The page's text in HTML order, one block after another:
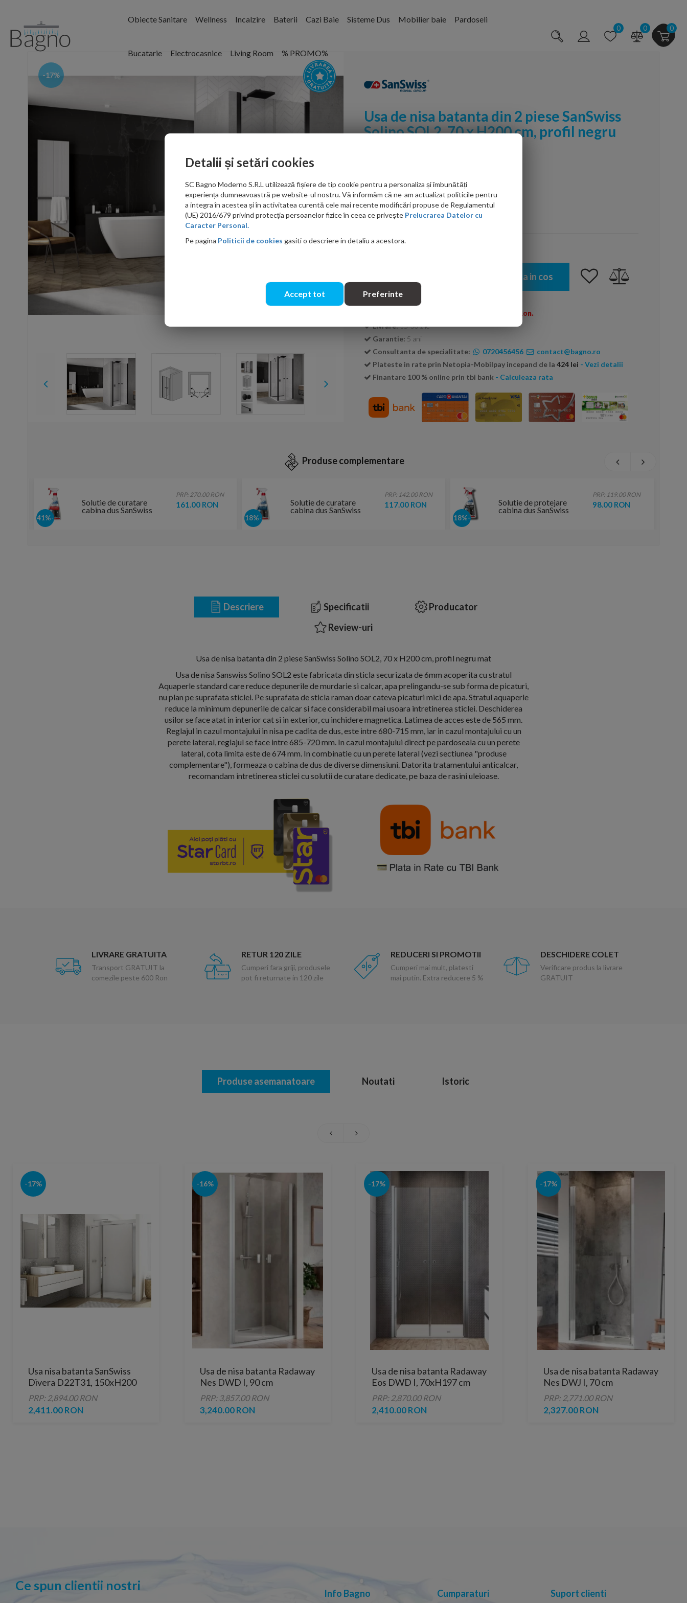
Obiecte Sanitare Wellness Incalzire Baterii Cazi Baie Sisteme Dus Mobilier baie Pardoseli
Bucatarie Electrocasnice Living Room % PROMO%
0 0 0
-17%
Usa de nisa batanta din 2 piese SanSwiss
Solino SOL2, 70 x H200 cm, profil negru
PRP: 3,052.00 RON
2,544.00 RON
Ati gasit in alta parte mai ieftin?
Adauga in cos
Transport GRATUIT la comenzi peste 600 Ron.
Livrare:15-30 zile
Garantie: 5 ani
Consultanta de specialitate:
0720456456
contact@bagno.ro
Plateste in rate prin Netopia-Mobilpay incepand de la 424 lei - Vezi detalii
Finantare 100 % online prin tbi bank - Calculeaza rata
Produse complementare
-18%
Solutie de protejare
cabina dus SanSwiss
PRP: 119.00 RON
98.00 RON
-18%
Solutie de curatare
cabina dus SanSwiss
PRP: 142.00 RON
117.00 RON
-41%
Solutie de curatare
cabina dus SanSwiss
PRP: 270.00 RON
161.00 RON
Descriere Specificatii
Producator
Review-uri
Usa de nisa batanta din 2 piese SanSwiss Solino SOL2, 70 x H200 cm, profil negru mat
Usa de nisa Sanswiss Solino SOL2 este fabricata din sticla securizata de 6mm acoperita cu stratul
Aquaperle standard care reduce depunerile de murdarie si calcar, apa prelingandu-se sub forma de picaturi,
nu plan pe suprafata sticlei. Pe suprafata de sticla raman doar cateva picaturi mici de apa. Stratul aquaperle
reduce la minimum depunerile de calcar si face considerabil mai usoara intretinerea sticlei. Deschiderea
usilor se face atat in interior cat si in exterior, cu inchidere magnetica. Latimea de acces este de 565 mm.
Reglajul in cazul montajului in nisa pe cadita de dus, este intre 680-715 mm, iar in cazul montajului cu un
perete lateral, reglajul se face intre 685-720 mm. In cazul montajului direct pe pardoseala cu un perete
lateral, cota limita este de 674 mm. In combinatie cu un perete lateral (vezi sectiunea "produse
complementare"), formeaza o cabina de dus de diverse dimensiuni. Datorita tratamentului anticalcar,
recomandam intretinerea sticlei cu solutii de curatare dedicate, pe baza de rasini uleioase.
LIVRARE GRATUITA
Transport GRATUIT la
comezile peste 600 Ron
RETUR 120 ZILE
Cumperi fara griji, produsele
pot fi returnate in 120 zile
REDUCERI SI PROMOTII
Cumperi mai mult, platesti
mai putin. Extra reducere 5 %
DESCHIDERE COLET
Verificare produs la livrare
GRATUIT
Produse asemanatoare Noutati Istoric
-17%
Usa nisa batanta SanSwiss
Divera D22T31, 150xH200
cm, acces 830 mm
PRP: 2,894.00 RON
2,411.00 RON
-16%
Usa de nisa batanta Radaway
Nes DWD I, 90 cm
PRP: 3,857.00 RON
3,240.00 RON
-17%
Usa de nisa batanta Radaway
Eos DWD I, 70xH197 cm
PRP: 2,870.00 RON
2,410.00 RON
-17%
Usa de nisa batanta Radaway
Nes DWJ I, 70 cm
PRP: 2,771.00 RON
2,327.00 RON
Ce spun clientii nostri
Info Bagno Cumparaturi Suport clienti
Detalii și setări cookies
SC Bagno Moderno S.R.L utilizează fișiere de tip cookie pentru a personaliza și îmbunătăți
experiența dumneavoastră pe website-ul nostru. Vă informăm că ne-am actualizat politicile pentru
a integra în acestea și în activitatea curentă cele mai recente modificări propuse de Regulamentul
(UE) 2016/679 privind protecția persoanelor fizice în ceea ce privește Prelucrarea Datelor cu
Caracter Personal.
Pe pagina Politicii de cookies gasiti o descriere in detaliu a acestora.
Accept tot Preferinte